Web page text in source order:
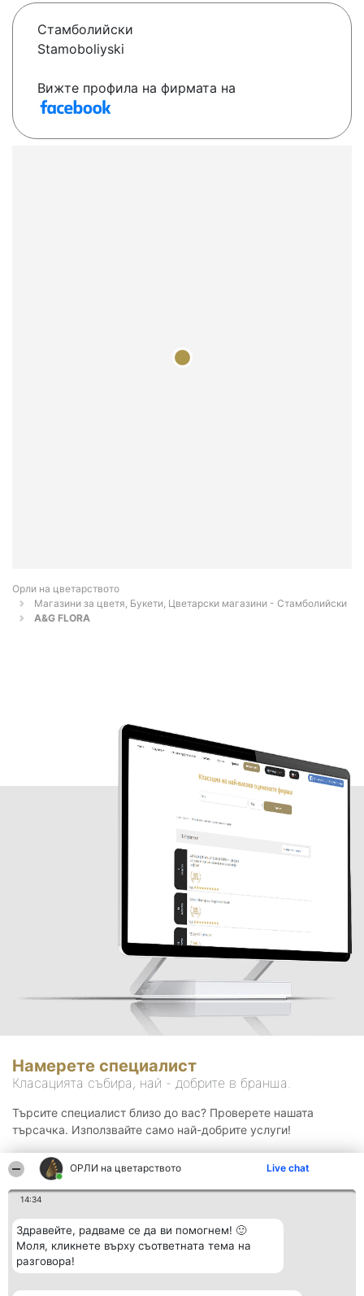
ОРЛИ на цветарството Live chat
14:34
Здравейте, радваме се да ви помогнем! 🙂
Моля, кликнете върху съответната тема на
разговора!
Стамболийски
Stamoboliyski
Вижте профила на фирмата на
Орли на цветарството
Магазини за цветя, Букети, Цветарски магазини - Стамболийски
A&G FLORA
Намерете специалист
Класацията събира, най - добрите в бранша.
Търсите специалист близо до вас? Проверете нашата
търсачка. Използвайте само най-добрите услуги!